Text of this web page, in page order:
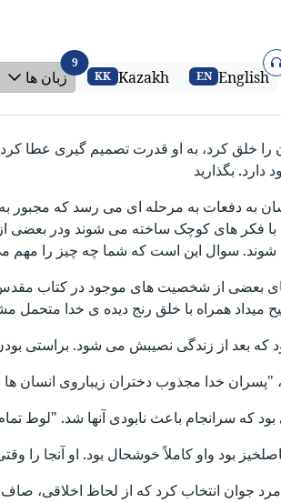
English
EN
صوتی
Kazakh
KK زبان ها
9زبان ها
خلق کرد، به او قدرت تصمیم گیری عطا کرد.
دارد. بگذارید
به دفعات به مرحله ای می رسد که مجبور
با فکر های کوچک ساخته می شوند ودر بعضی
سوال این است که شما چه چیز را مهم
بعضی از شخصیت های موجود در کتاب مقدس
میداد همراه با خلق رنج دیده ی خدا متحمل
که بعد از زندگی نصیبش می شود. براستی
خدا مجذوب دختران زیباروی انسان ها
بود که سرانجام باعث نابودی آنها شد. "لوط
بود واو کاملاً خوشحال بود. او آنجا را